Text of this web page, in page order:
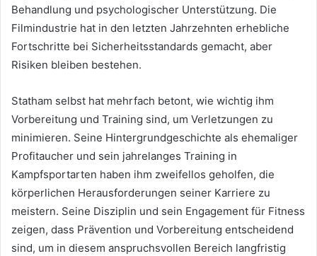
Behandlung und psychologischer Unterstützung. Die
Filmindustrie hat in den letzten Jahrzehnten erhebliche
Fortschritte bei Sicherheitsstandards gemacht, aber
Risiken bleiben bestehen.
Statham selbst hat mehrfach betont, wie wichtig ihm
Vorbereitung und Training sind, um Verletzungen zu
minimieren. Seine Hintergrundgeschichte als ehemaliger
Profitaucher und sein jahrelanges Training in
Kampfsportarten haben ihm zweifellos geholfen, die
körperlichen Herausforderungen seiner Karriere zu
meistern. Seine Disziplin und sein Engagement für Fitness
zeigen, dass Prävention und Vorbereitung entscheidend
sind, um in diesem anspruchsvollen Bereich langfristig